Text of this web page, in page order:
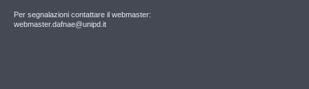
Per segnalazioni contattare il webmaster:
webmaster.dafnae@unipd.it